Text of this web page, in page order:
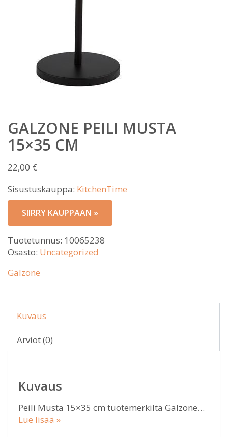
GALZONE PEILI MUSTA
15×35 CM
22,00 €
Sisustuskauppa: KitchenTime
SIIRRY KAUPPAAN »
Tuotetunnus: 10065238
Osasto: Uncategorized
Galzone
Kuvaus
Arviot (0)
Kuvaus
Peili Musta 15×35 cm tuotemerkiltä Galzone…
Lue lisää »